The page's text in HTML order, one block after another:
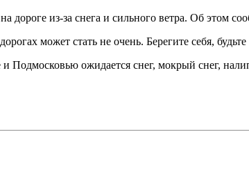
из-за снега и сильного ветра. Об этом
может стать не очень. Берегите себя,
Подмосковью ожидается снег, мокрый снег,